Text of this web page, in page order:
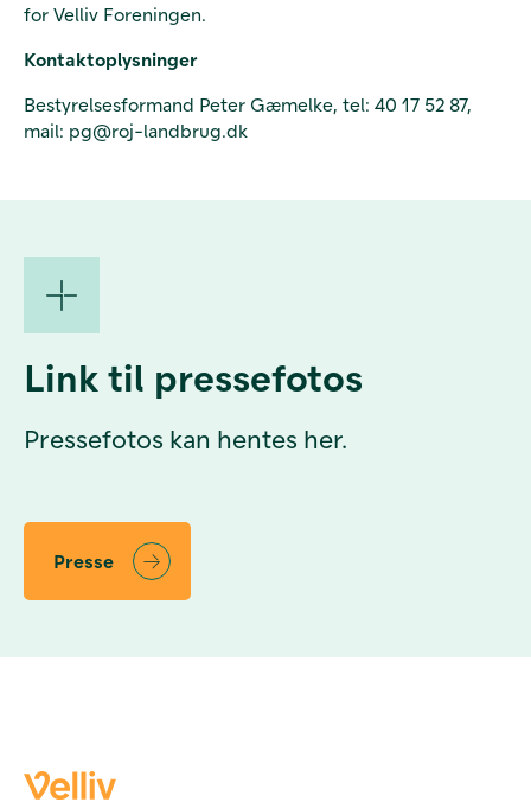
for Velliv Foreningen.
Kontaktoplysninger
Bestyrelsesformand Peter Gæmelke, tel: 40 17 52 87,
mail: pg@roj-landbrug.dk
Link til pressefotos
Pressefotos kan hentes her.
Presse